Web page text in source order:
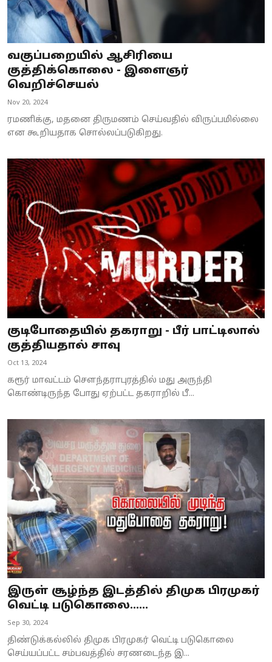
வகுப்பறையில் ஆசிரியை
குத்திக்கொலை - இளைஞர்
வெறிச்செயல்
Nov 20, 2024
ரமணிக்கு, மதனை திருமணம் செய்வதில் விருப்பமில்லை
என கூறியதாக சொல்லப்படுகிறது.
குடிபோதையில் தகராறு - பீர் பாட்டிலால்
குத்தியதால் சாவு
Oct 13, 2024
கரூர் மாவட்டம் சௌந்தராபுரத்தில் மது அருந்தி
கொண்டிருந்த போது ஏற்பட்ட தகராறில் பீ...
இருள் சூழ்ந்த இடத்தில் திமுக பிரமுகர்
வெட்டி படுகொலை......
Sep 30, 2024
திண்டுக்கல்லில் திமுக பிரமுகர் வெட்டி படுகொலை
செய்யப்பட்ட சம்பவத்தில் சரணடைந்த இ...